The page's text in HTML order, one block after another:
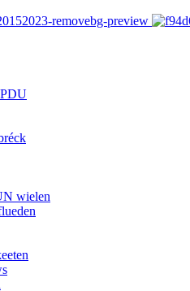
wielen